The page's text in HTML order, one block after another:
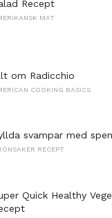
Recept
MAT
om Radicchio
COOKING BASICS
svampar med
RECEPT
Quick Healthy